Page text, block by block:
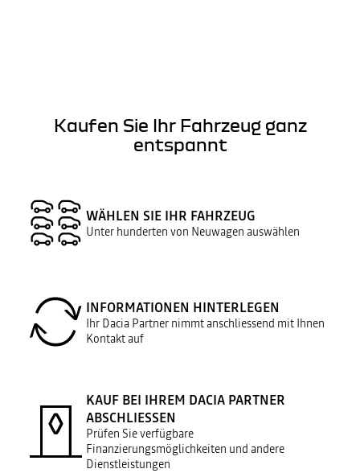
Kaufen Sie Ihr Fahrzeug ganz
entspannt
WÄHLEN SIE IHR FAHRZEUG
Unter hunderten von Neuwagen auswählen
INFORMATIONEN HINTERLEGEN
Ihr Dacia Partner nimmt anschliessend mit Ihnen
Kontakt auf
KAUF BEI IHREM DACIA PARTNER
ABSCHLIESSEN
Prüfen Sie verfügbare
Finanzierungsmöglichkeiten und andere
Dienstleistungen